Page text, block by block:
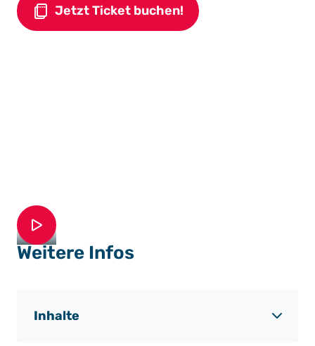
Jetzt Ticket buchen!
play
Weitere Infos
Inhalte